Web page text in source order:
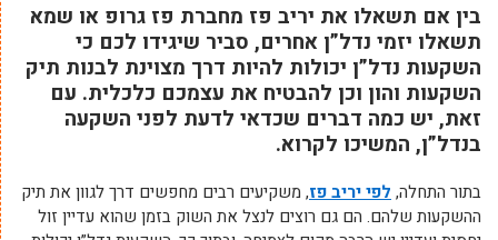
בין אם תשאלו את יריב פז מחברת פז גרופ או שמא
תשאלו יזמי נדל”ן אחרים, סביר שיגידו לכם כי
השקעות נדל”ן יכולות להיות דרך מצוינת לבנות תיק
השקעות והון וכן להבטיח את עצמכם כלכלית. עם
זאת, יש כמה דברים שכדאי לדעת לפני השקעה
בנדל”ן, המשיכו לקרוא.
בתור התחלה, לפי יריב פז, משקיעים רבים מחפשים דרך לגוון את תיק
ההשקעות שלהם. הם גם רוצים לנצל את השוק בזמן שהוא עדיין זול